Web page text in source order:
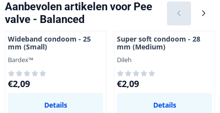
Aanbevolen artikelen voor Pee
valve - Balanced
Wideband condoom - 25
mm (Small)
Merk:
Bardex™
Prijs: 2,09
€2,09
Details
Super soft condoom - 28
mm (Medium)
Merk:
Dileh
Prijs: 2,09
€2,09
Details